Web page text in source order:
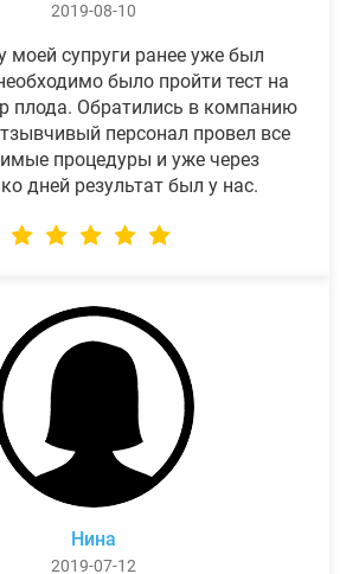
2019-08-10
моей супруги ранее уже был
было пройти тест на
плода. Обратились в компанию
персонал провел все
процедуры и уже через
дней результат был у нас.
Нина
2019-07-12